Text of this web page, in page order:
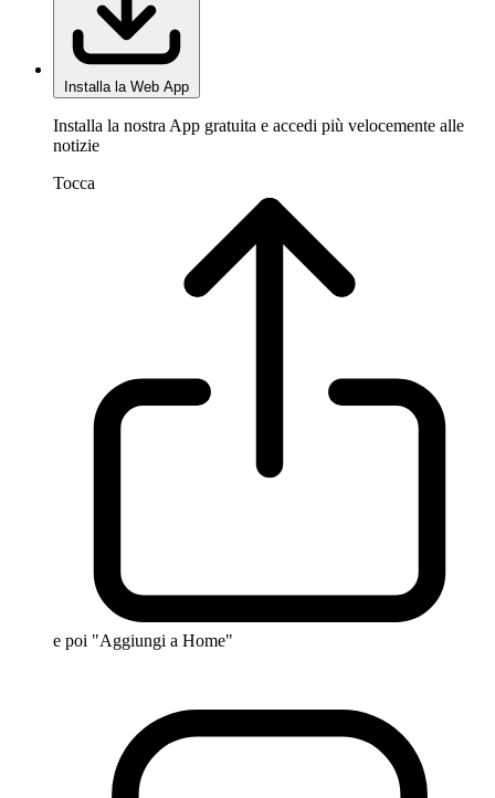
Installa la Web App
Installa la nostra App gratuita e accedi più velocemente alle
notizie
Tocca
e poi "Aggiungi a Home"